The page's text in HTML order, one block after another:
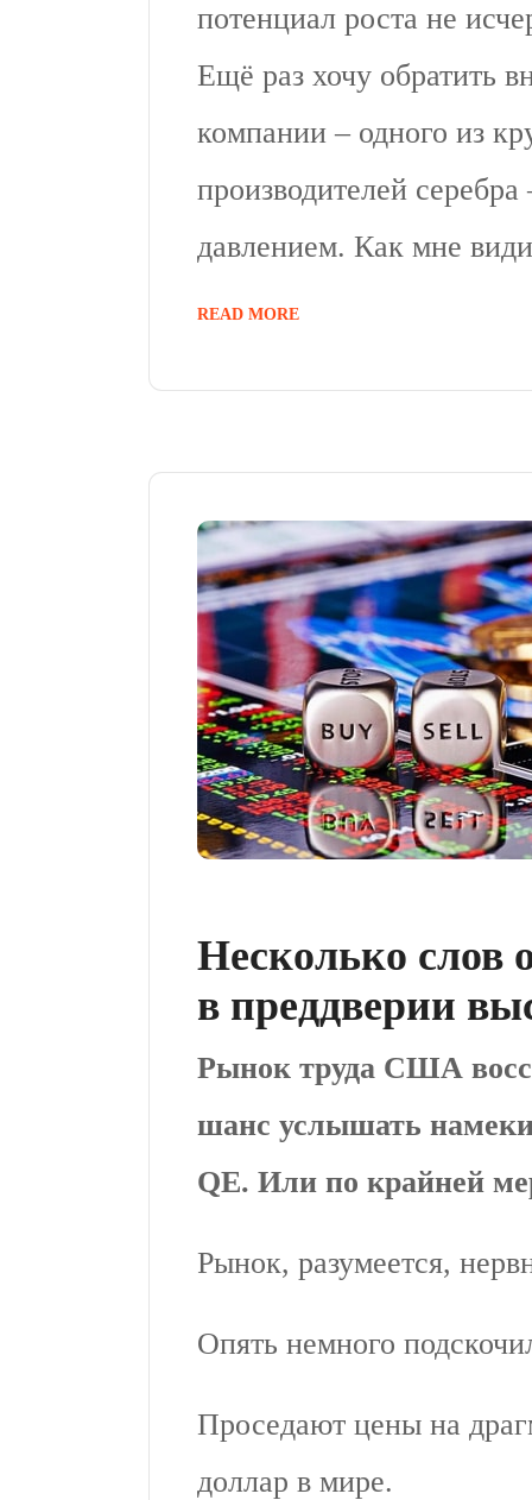
потенциал роста не
Ещё раз хочу обратить
компании – одного из
производителей
давлением. Как мне
READ MORE
Несколько слов
в преддверии
Рынок труда США
шанс услышать
QE. Или по крайней
Рынок, разумеется,
Опять немного
Проседают цены на
доллар в мире.